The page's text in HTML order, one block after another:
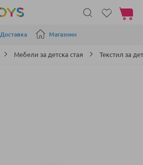
Доставка Магазини
Моята
Мебели за детска стая Текстил за